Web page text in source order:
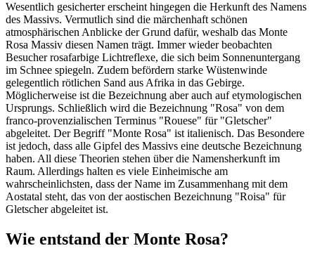
Wesentlich gesicherter erscheint hingegen die Herkunft des Namens
des Massivs. Vermutlich sind die märchenhaft schönen
atmosphärischen Anblicke der Grund dafür, weshalb das Monte
Rosa Massiv diesen Namen trägt. Immer wieder beobachten
Besucher rosafarbige Lichtreflexe, die sich beim Sonnenuntergang
im Schnee spiegeln. Zudem befördern starke Wüstenwinde
gelegentlich rötlichen Sand aus Afrika in das Gebirge.
Möglicherweise ist die Bezeichnung aber auch auf etymologischen
Ursprungs. Schließlich wird die Bezeichnung "Rosa" von dem
franco-provenzialischen Terminus "Rouese" für "Gletscher"
abgeleitet. Der Begriff "Monte Rosa" ist italienisch. Das Besondere
ist jedoch, dass alle Gipfel des Massivs eine deutsche Bezeichnung
haben. All diese Theorien stehen über die Namensherkunft im
Raum. Allerdings halten es viele Einheimische am
wahrscheinlichsten, dass der Name im Zusammenhang mit dem
Aostatal steht, das von der aostischen Bezeichnung "Roisa" für
Gletscher abgeleitet ist.
Wie entstand der Monte Rosa?